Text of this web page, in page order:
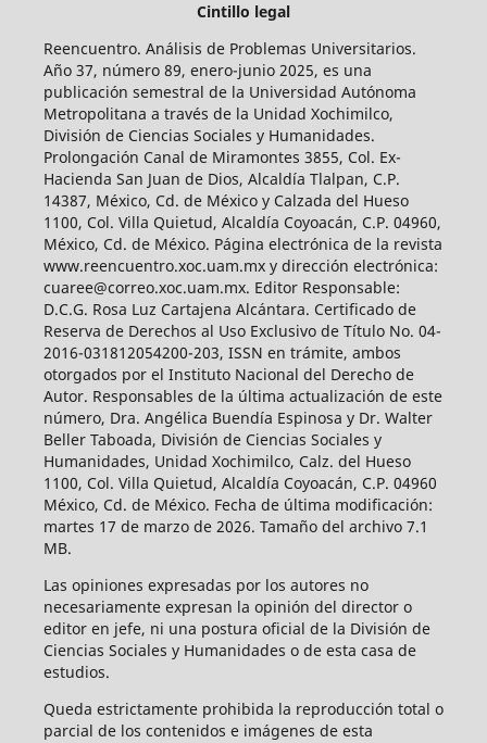
Cintillo legal
Reencuentro. Análisis de Problemas Universitarios.
Año 37, número 89, enero-junio 2025, es una
publicación semestral de la Universidad Autónoma
Metropolitana a través de la Unidad Xochimilco,
División de Ciencias Sociales y Humanidades.
Prolongación Canal de Miramontes 3855, Col. Ex-
Hacienda San Juan de Dios, Alcaldía Tlalpan, C.P.
14387, México, Cd. de México y Calzada del Hueso
1100, Col. Villa Quietud, Alcaldía Coyoacán, C.P. 04960,
México, Cd. de México. Página electrónica de la revista
www.reencuentro.xoc.uam.mx y dirección electrónica:
cuaree@correo.xoc.uam.mx. Editor Responsable:
D.C.G. Rosa Luz Cartajena Alcántara. Certificado de
Reserva de Derechos al Uso Exclusivo de Título No. 04-
2016-031812054200-203, ISSN en trámite, ambos
otorgados por el Instituto Nacional del Derecho de
Autor. Responsables de la última actualización de este
número, Dra. Angélica Buendía Espinosa y Dr. Walter
Beller Taboada, División de Ciencias Sociales y
Humanidades, Unidad Xochimilco, Calz. del Hueso
1100, Col. Villa Quietud, Alcaldía Coyoacán, C.P. 04960
México, Cd. de México. Fecha de última modificación:
martes 17 de marzo de 2026. Tamaño del archivo 7.1
MB.
Las opiniones expresadas por los autores no
necesariamente expresan la opinión del director o
editor en jefe, ni una postura oficial de la División de
Ciencias Sociales y Humanidades o de esta casa de
estudios.
Queda estrictamente prohibida la reproducción total o
parcial de los contenidos e imágenes de esta